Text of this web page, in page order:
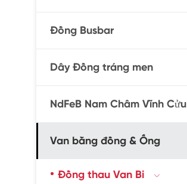
Đồng Busbar
Dây Đồng tráng men
NdFeB Nam Châm Vĩnh Cửu
Van bằng đồng & Ống
Đồng thau Van Bi 